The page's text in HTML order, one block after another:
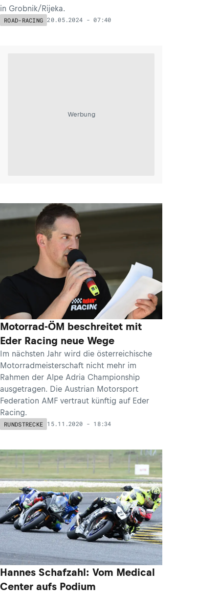
in Grobnik/Rijeka.
ROAD-RACING 20.05.2024 - 07:40
Werbung
Motorrad-ÖM beschreitet mit
Eder Racing neue Wege
Im nächsten Jahr wird die österreichische
Motorradmeisterschaft nicht mehr im
Rahmen der Alpe Adria Championship
ausgetragen. Die Austrian Motorsport
Federation AMF vertraut künftig auf Eder
Racing.
RUNDSTRECKE 15.11.2020 - 18:34
Hannes Schafzahl: Vom Medical
Center aufs Podium